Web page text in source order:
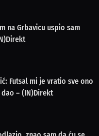
na Grbavicu uspio sam
Futsal mi je vratio sve ono
– (IN)Direkt